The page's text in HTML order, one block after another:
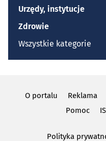
Urzędy, instytucje
Zdrowie
Wszystkie kategorie
O portalu Reklama
Pomoc
Polityka